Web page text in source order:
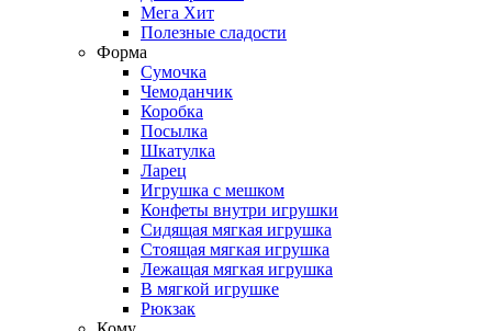
Мега Хит
Полезные сладости
Форма
Сумочка
Чемоданчик
Коробка
Посылка
Шкатулка
Ларец
Игрушка с мешком
Конфеты внутри игрушки
Сидящая мягкая игрушка
Стоящая мягкая игрушка
Лежащая мягкая игрушка
В мягкой игрушке
Рюкзак